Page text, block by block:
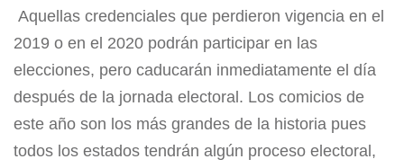
Aquellas credenciales que perdieron vigencia en el
2019 o en el 2020 podrán participar en las
elecciones, pero caducarán inmediatamente el día
después de la jornada electoral. Los comicios de
este año son los más grandes de la historia pues
todos los estados tendrán algún proceso electoral,